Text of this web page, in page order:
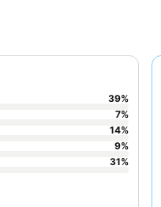
39%
7%
14%
9%
31%